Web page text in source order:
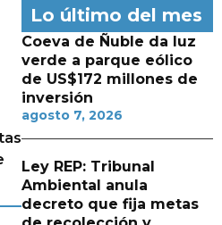
Lo último del mes
Coeva de Ñuble da luz
verde a parque eólico
de US$172 millones de
inversión
agosto 7, 2026
Ley REP: Tribunal
Ambiental anula
decreto que fija metas